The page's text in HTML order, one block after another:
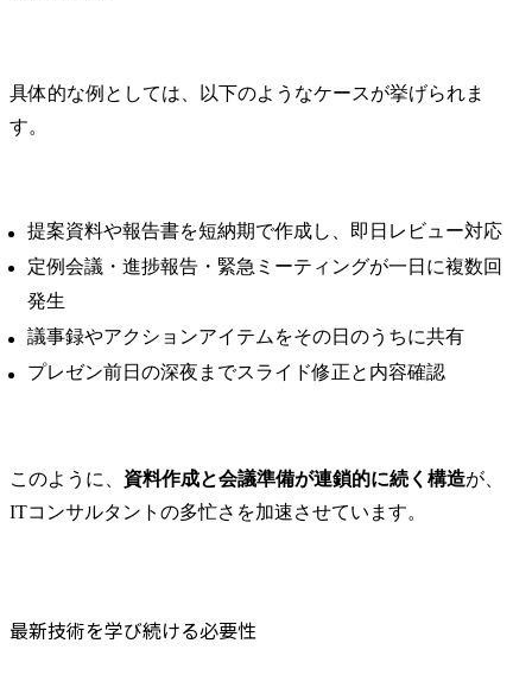
具体的な例としては、以下のようなケースが挙げられま
す。
提案資料や報告書を短納期で作成し、即日レビュー対応
定例会議・進捗報告・緊急ミーティングが一日に複数回
発生
議事録やアクションアイテムをその日のうちに共有
プレゼン前日の深夜までスライド修正と内容確認
このように、 資料作成と会議準備が連鎖的に続く構造が、
ITコンサルタントの多忙さを加速させています。
最新技術を学び続ける必要性